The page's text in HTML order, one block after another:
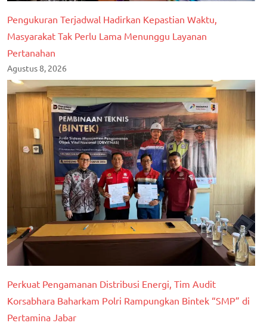
Pengukuran Terjadwal Hadirkan Kepastian Waktu,
Masyarakat Tak Perlu Lama Menunggu Layanan
Pertanahan
Agustus 8, 2026
Perkuat Pengamanan Distribusi Energi, Tim Audit
Korsabhara Baharkam Polri Rampungkan Bintek “SMP” di
Pertamina Jabar